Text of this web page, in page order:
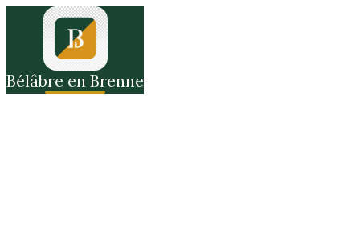
Bélâbre en Brenne